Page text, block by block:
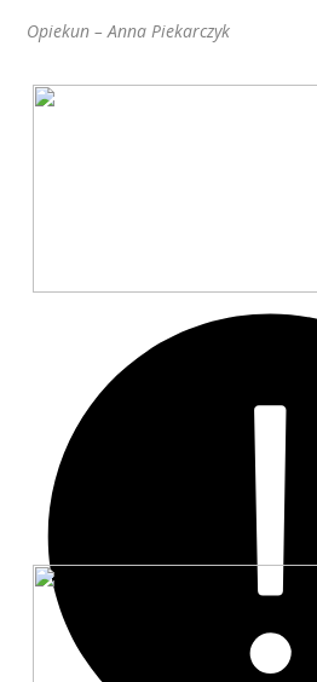
Opiekun – Anna Piekarczyk